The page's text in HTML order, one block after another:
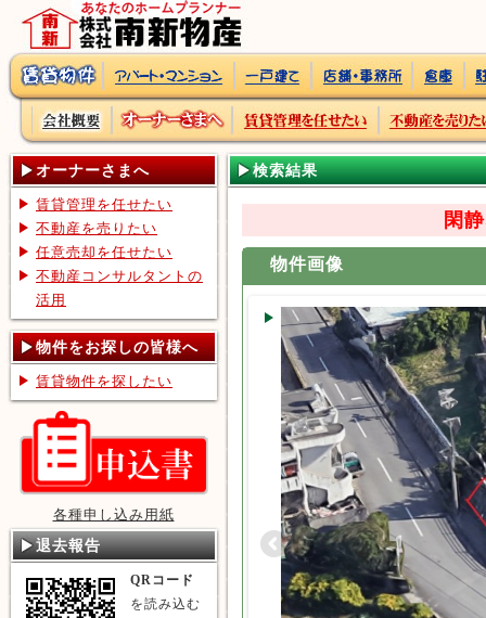
検索結果
閑
物件画像
オーナーさまへ
賃貸管理を任せたい
不動産を売りたい
任意売却を任せたい
不動産コンサルタントの
活用
物件をお探しの皆様へ
賃貸物件を探したい
各種申し込み用紙
退去報告
QRコード
を読み込む